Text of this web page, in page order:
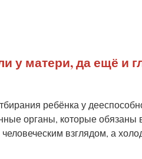
у матери, да ещё и
ребёнка у
органы, которые обязаны
взглядом, а